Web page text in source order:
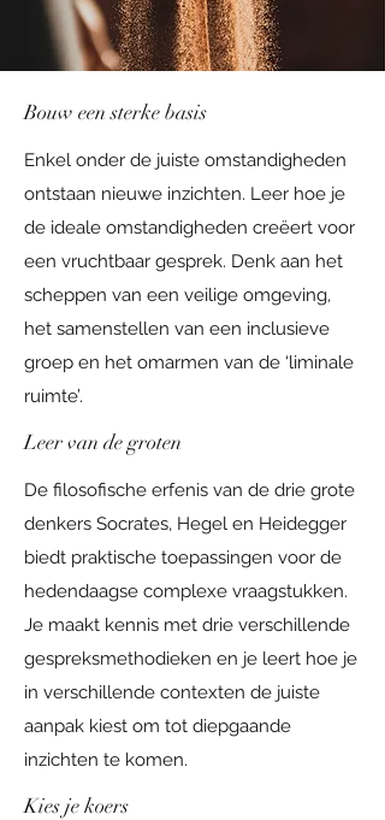
Bouw een sterke basis
Enkel onder de juiste omstandigheden
ontstaan nieuwe inzichten. Leer hoe je
de ideale omstandigheden creëert voor
een vruchtbaar gesprek. Denk aan het
scheppen van een veilige omgeving,
het samenstellen van een inclusieve
groep en het omarmen van de ‘liminale
ruimte’.
Leer van de groten
De filosofische erfenis van de drie grote
denkers Socrates, Hegel en Heidegger
biedt praktische toepassingen voor de
hedendaagse complexe vraagstukken.
Je maakt kennis met drie verschillende
gespreksmethodieken en je leert hoe je
in verschillende contexten de juiste
aanpak kiest om tot diepgaande
inzichten te komen.
Kies je koers